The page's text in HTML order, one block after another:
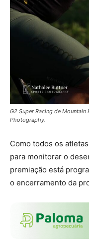
G2 Super Racing de
Photography.
Como todos os
para monitorar o
premiação está
o encerramento da